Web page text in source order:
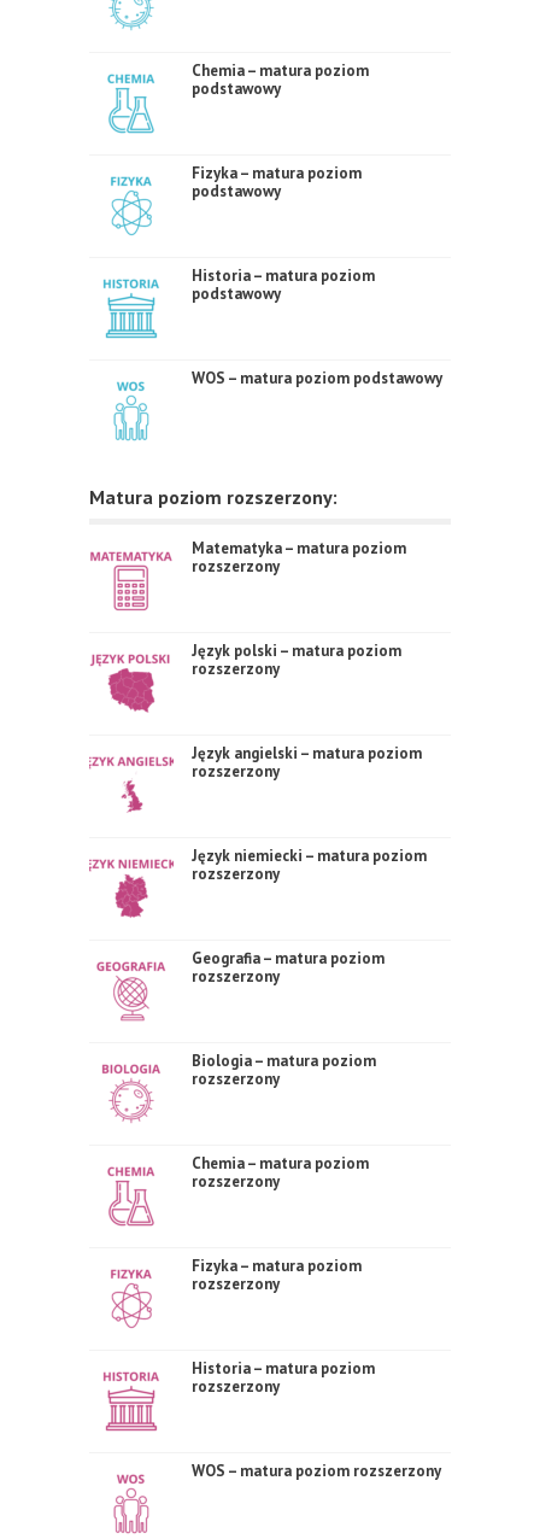
Chemia – matura poziom
podstawowy
Fizyka – matura poziom
podstawowy
Historia – matura poziom
podstawowy
WOS – matura poziom podstawowy
Matura poziom rozszerzony:
Matematyka – matura poziom
rozszerzony
Język polski – matura poziom
rozszerzony
Język angielski – matura poziom
rozszerzony
Język niemiecki – matura poziom
rozszerzony
Geografia – matura poziom
rozszerzony
Biologia – matura poziom
rozszerzony
Chemia – matura poziom
rozszerzony
Fizyka – matura poziom
rozszerzony
Historia – matura poziom
rozszerzony
WOS – matura poziom rozszerzony